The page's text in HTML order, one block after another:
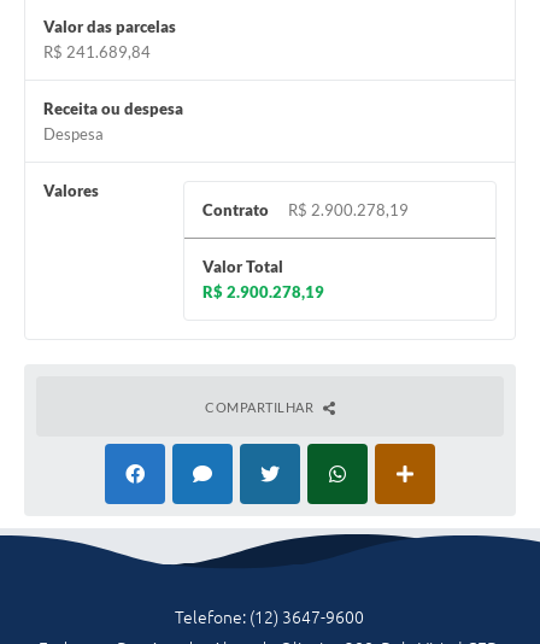
Valor das parcelas
R$ 241.689,84
Receita ou despesa
Despesa
Valores
Contrato
R$ 2.900.278,19
Valor Total
R$ 2.900.278,19
COMPARTILHAR
Telefone: (12) 3647-9600